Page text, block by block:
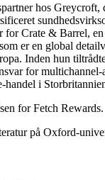
hos
for Crate & Barrel,
er en global
Inden hun
for
i
for Fetch Rewards.
på Oxford-